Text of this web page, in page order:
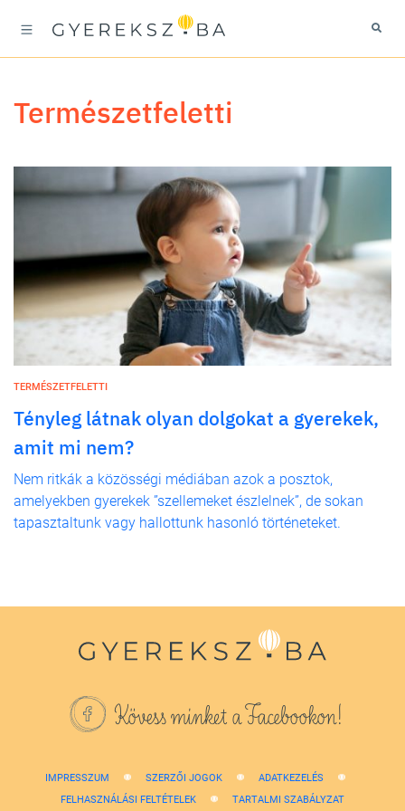
természetfeletti
TERMÉSZETFELETTI
Tényleg látnak olyan dolgokat a gyerekek,
amit mi nem?
Nem ritkák a közösségi médiában azok a posztok,
amelyekben gyerekek ”szellemeket észlelnek”, de sokan
tapasztaltunk vagy hallottunk hasonló történeteket.
Kövess minket a Facebookon!
IMPRESSZUM SZERZŐI JOGOK
ADATKEZELÉS
FELHASZNÁLÁSI FELTÉTELEK
TARTALMI SZABÁLYZAT